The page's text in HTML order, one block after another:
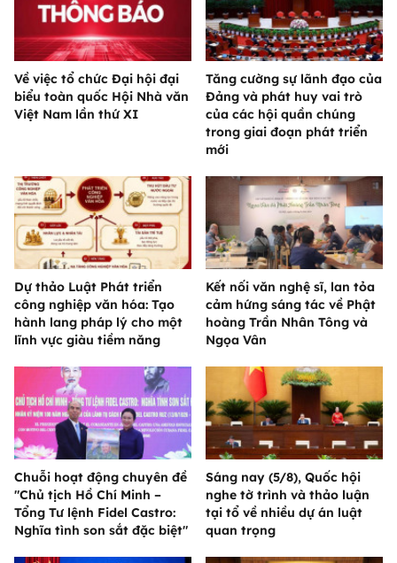
Về việc tổ chức Đại hội đại
biểu toàn quốc Hội Nhà văn
Việt Nam lần thứ XI
Tăng cường sự lãnh đạo của
Đảng và phát huy vai trò
của các hội quần chúng
trong giai đoạn phát triển
mới
Dự thảo Luật Phát triển
công nghiệp văn hóa: Tạo
hành lang pháp lý cho một
lĩnh vực giàu tiềm năng
Kết nối văn nghệ sĩ, lan tỏa
cảm hứng sáng tác về Phật
hoàng Trần Nhân Tông và
Ngọa Vân
Chuỗi hoạt động chuyên đề
"Chủ tịch Hồ Chí Minh –
Tổng Tư lệnh Fidel Castro:
Nghĩa tình son sắt đặc biệt"
Sáng nay (5/8), Quốc hội
nghe tờ trình và thảo luận
tại tổ về nhiều dự án luật
quan trọng